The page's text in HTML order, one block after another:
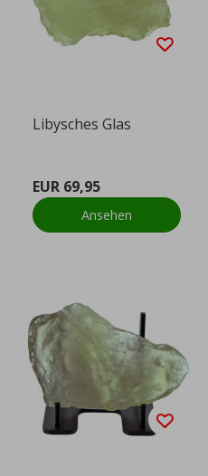
Libysches Glas
EUR 69,95
Ansehen